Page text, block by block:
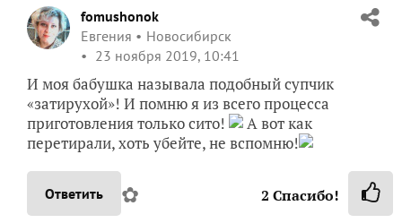
fomushonok
Евгения
Новосибирск
23 ноября 2019, 10:41
И моя бабушка называла подобный супчик
«затирухой»! И помню я из всего процесса
приготовления только сито!
А вот как
перетирали, хоть убейте, не вспомню!
Ответить ✿ 2 Спасибо!